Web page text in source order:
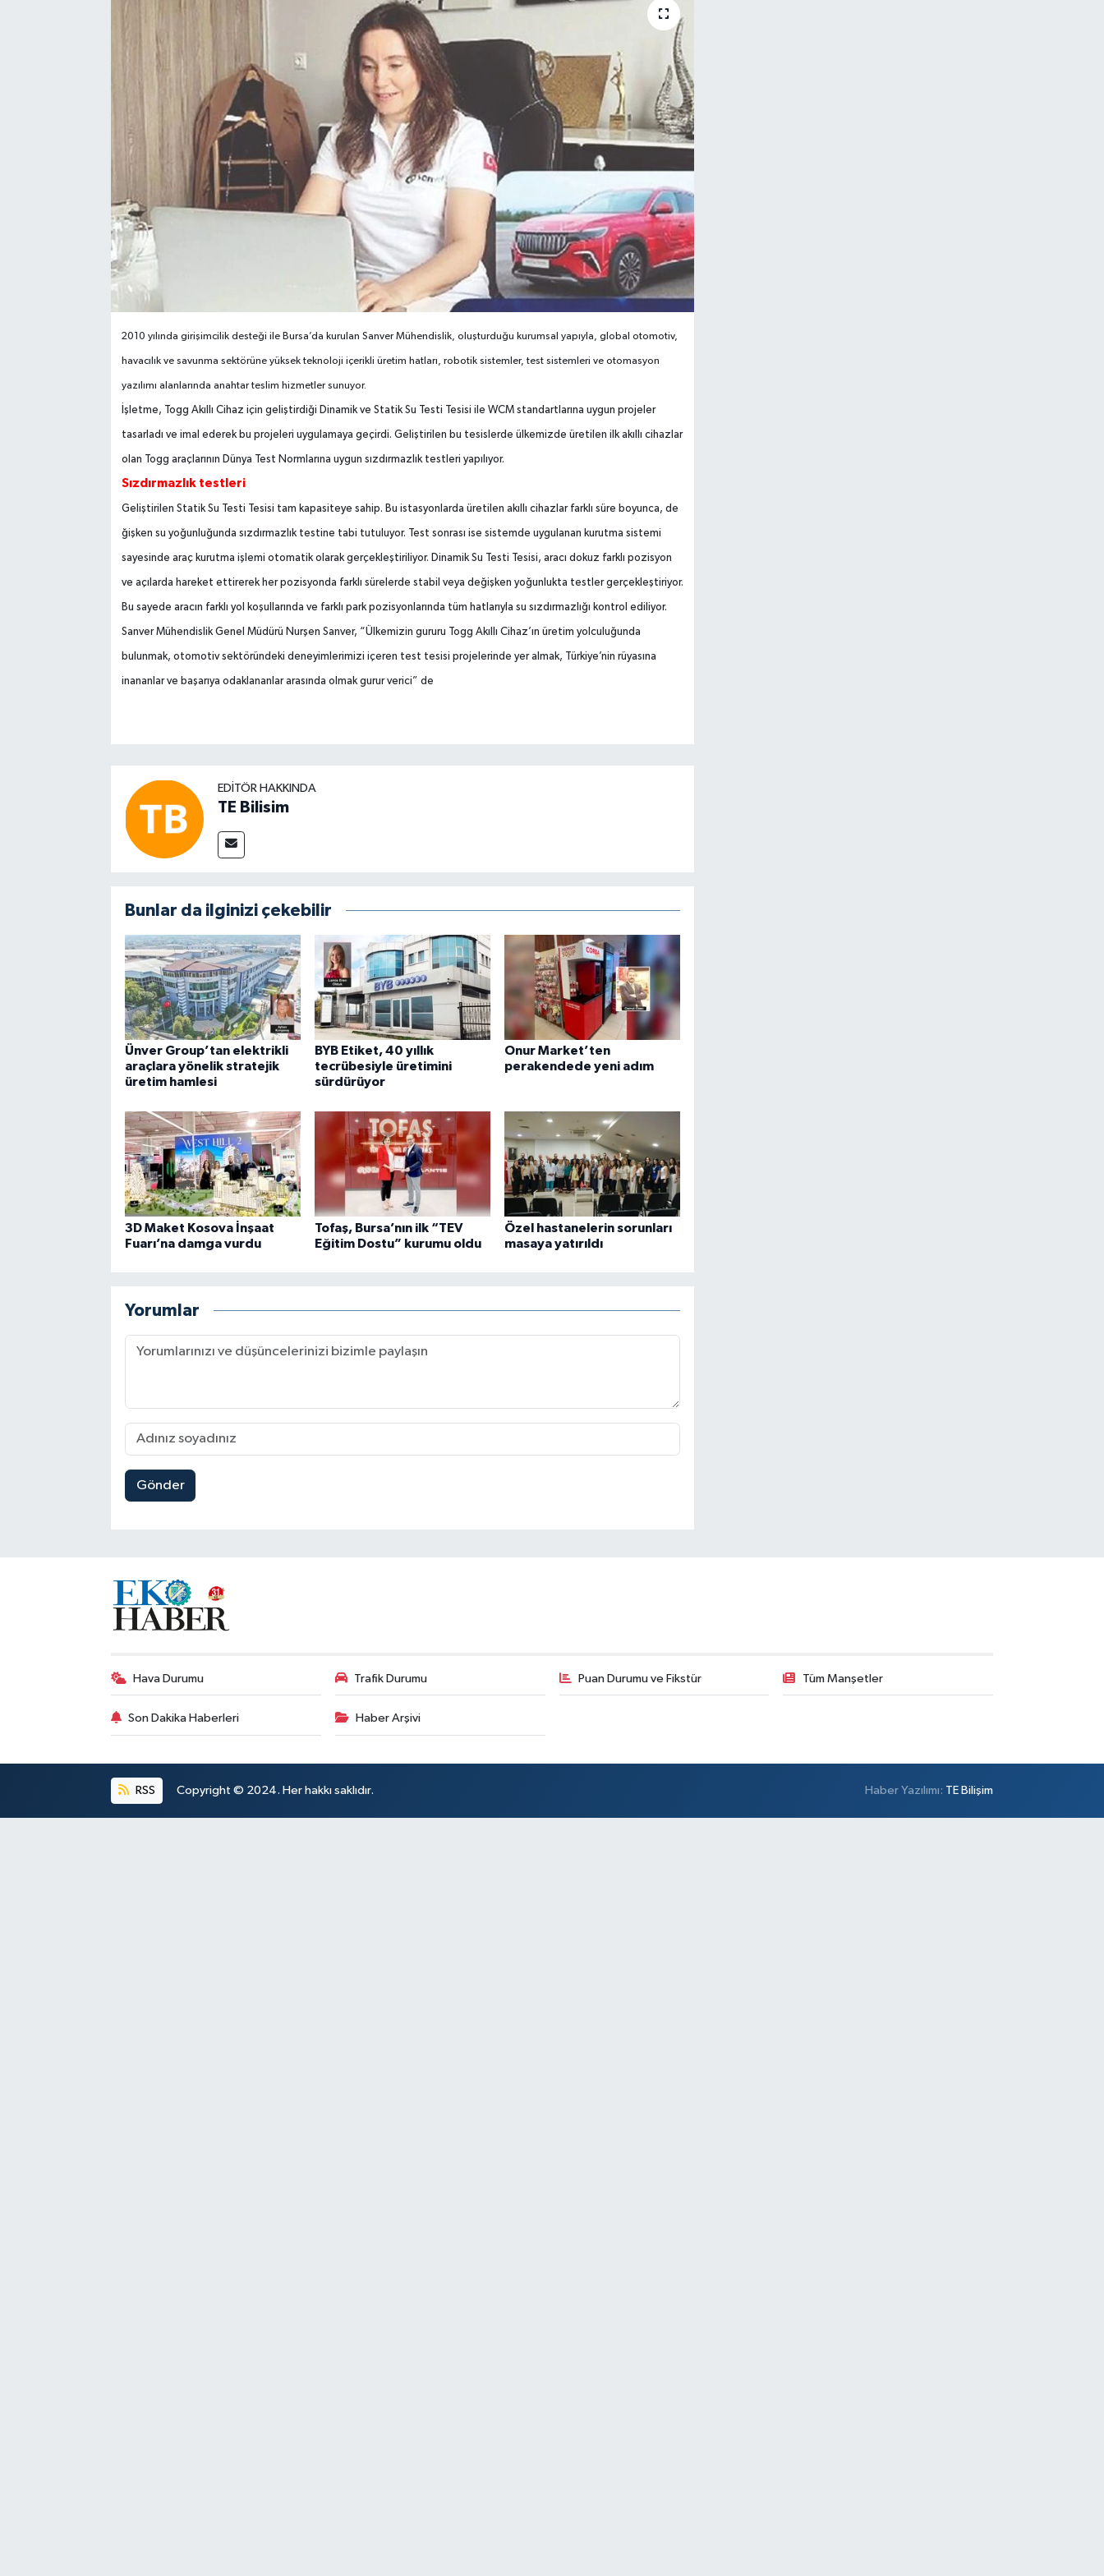
2010 yı ında girişimcilik des­teği ile Bursa’da kurulan Sanver Mühendislik, oluşturduğu ku­rumsal yapıyla, global otomotiv,
havacı ı k ve savunma sektörüne yüksek teknoloji içerikli üretim hatları, robotik sistemler, test sistemleri ve otomasyon
yazı ımı alanla­rında anahtar teslim hizmetler sunuyor.
İş letme, Togg Akı ı Cihaz için geliştirdiği Dinamik ve Statik Su Testi Tesisi ile WCM standartlarına uygun projeler
tasarladı ve imal ederek bu projeleri uygulamaya ge­çirdi. Geliştirilen bu tesislerde ülkemizde üretilen ilk akı ı cihazlar
olan Togg araçla­rının Dünya Test Normlarına uygun sızdır­mazl ı k testleri yapı ıyor.
Sızd ırmazl ık testleri
Geliştirilen Statik Su Testi Tesisi tam kapasiteye sahip. Bu istasyonlarda üreti­len akı ı cihazlar farklı süre boyunca, de­
ğiş ken su yoğunluğunda sızdırmazl ı k testine tabi tutuluyor. Test sonrası ise sis­temde uygulanan kurutma sistemi
saye­sinde araç kurutma iş lemi otomatik ola­rak gerçekleştiriliyor. Dinamik Su Testi Tesisi, aracı dokuz farklı pozisyon
ve açı ­larda hareket ettirerek her pozisyonda farklı sürelerde stabil veya değiş ken yo­ğunlukta testler gerçekleştiriyor.
Bu sa­yede aracın farklı yol koşullarında ve farklı park pozisyonlarında tüm hatlarıyla su sız­dırmazl ığı kontrol ediliyor.
Sanver Mühen­dislik Genel Müdürü Nurşen Sanver, “Ülkemizin gururu Togg Akı ı Cihaz’ın üre­tim yolculuğunda
bulunmak, otomotiv sektöründeki deneyimlerimizi içeren test tesisi projelerinde yer almak, Türkiye’nin rüyasına
inananlar ve başarıya odakla­nanlar arasında olmak gurur verici” de
EDITÖR HAKKINDA
TE Bilisim
Bunlar da ilginizi çekebilir
Ünver Group’tan elektrikli
araçlara yönelik stratejik
üretim hamlesi
BYB Etiket, 40 yıllık
tecrübesiyle üretimini
sürdürüyor
Onur Market’ten
perakendede yeni adım
3D Maket Kosova İnşaat
Fuarı’na damga vurdu
Tofaş, Bursa’nın ilk “TEV
Eğitim Dostu” kurumu oldu
Özel hastanelerin sorunları
masaya yatırıldı
Yorumlar
Gönder
Hava Durumu Trafik Durumu Puan Durumu ve Fikstür Tüm Manşetler
Son Dakika Haberleri Haber Arşivi
RSS Copyright © 2024. Her hakkı saklıdır. Haber Yazılımı: TE Bilişim